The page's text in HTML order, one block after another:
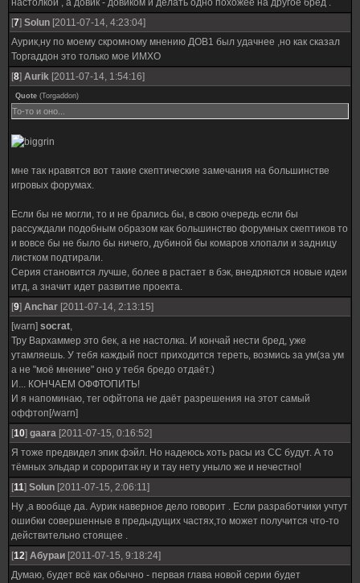
настолкой , а довик - довиком и делать одно похожее на другое бред .
[7] Solun [2011-07-14, 4:23:04]
Аурик,ну по моему скромному мнению ДОВ1 был удачнее ,но как сказал
Торгаддон это только мое ИМХО
[8] Aurik [2011-07-14, 1:54:16]
Quote (Torgaddon)
То-то и оно...
мне так нравятся вот такие скептические замечания на большинстве
игровых форумах.
Если бы не могли, то и не брались бы, в свою очередь если бы
рассуждали подобным образом как большинство форумных скептиков то
и вовсе бы не было бы ничего, дубиной бы комаров хлопали и задницу
листком подтирали.
Серия становится лучше, более в растает в бэк, внедряются новые идеи
итд, а значит идет развитие проекта.
[9] Anchar [2011-07-14, 2:13:15]
[warn] socrat,
Тру Вархаммер это бек, а не настолка. И кончай нести бред, уже
утамляешь. У тебя каждый пост приходится тереть, возмись за ум(за ум
а не "моё мнение" оно у тебя бредо отдаёт.)
И... КОНЧАЕМ ОФФТОПИТЬ!
И я напоминаю, тег офйтопа не даёт разрешения на этот самый
оффтоп[/warn]
[10] gaara [2011-07-15, 0:16:52]
Я тоже предвидел эпик фэйл. Но надеюсь хоть расы из СС будут. А то
тёмных эльдар и сороритак ну и тау нету уныло же и нечестно!
[11] Solun [2011-07-15, 2:06:11]
Ну ,а вообще да. Аурик наверное дело говорит . Если разработчики учтут
ошибки совершенные в предыдущих частях,то может получится что-то
действительно стоящее .
[12] Абураи [2011-07-15, 9:18:24]
Думаю, будет всё как обычно - первая глава новой серии будет